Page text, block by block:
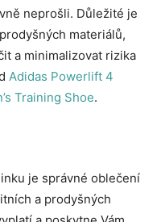
neprošli. Důležité je
materiálů,
a minimalizovat rizika
Adidas Powerlift 4
Training Shoe.
je správné oblečení
a prodyšných